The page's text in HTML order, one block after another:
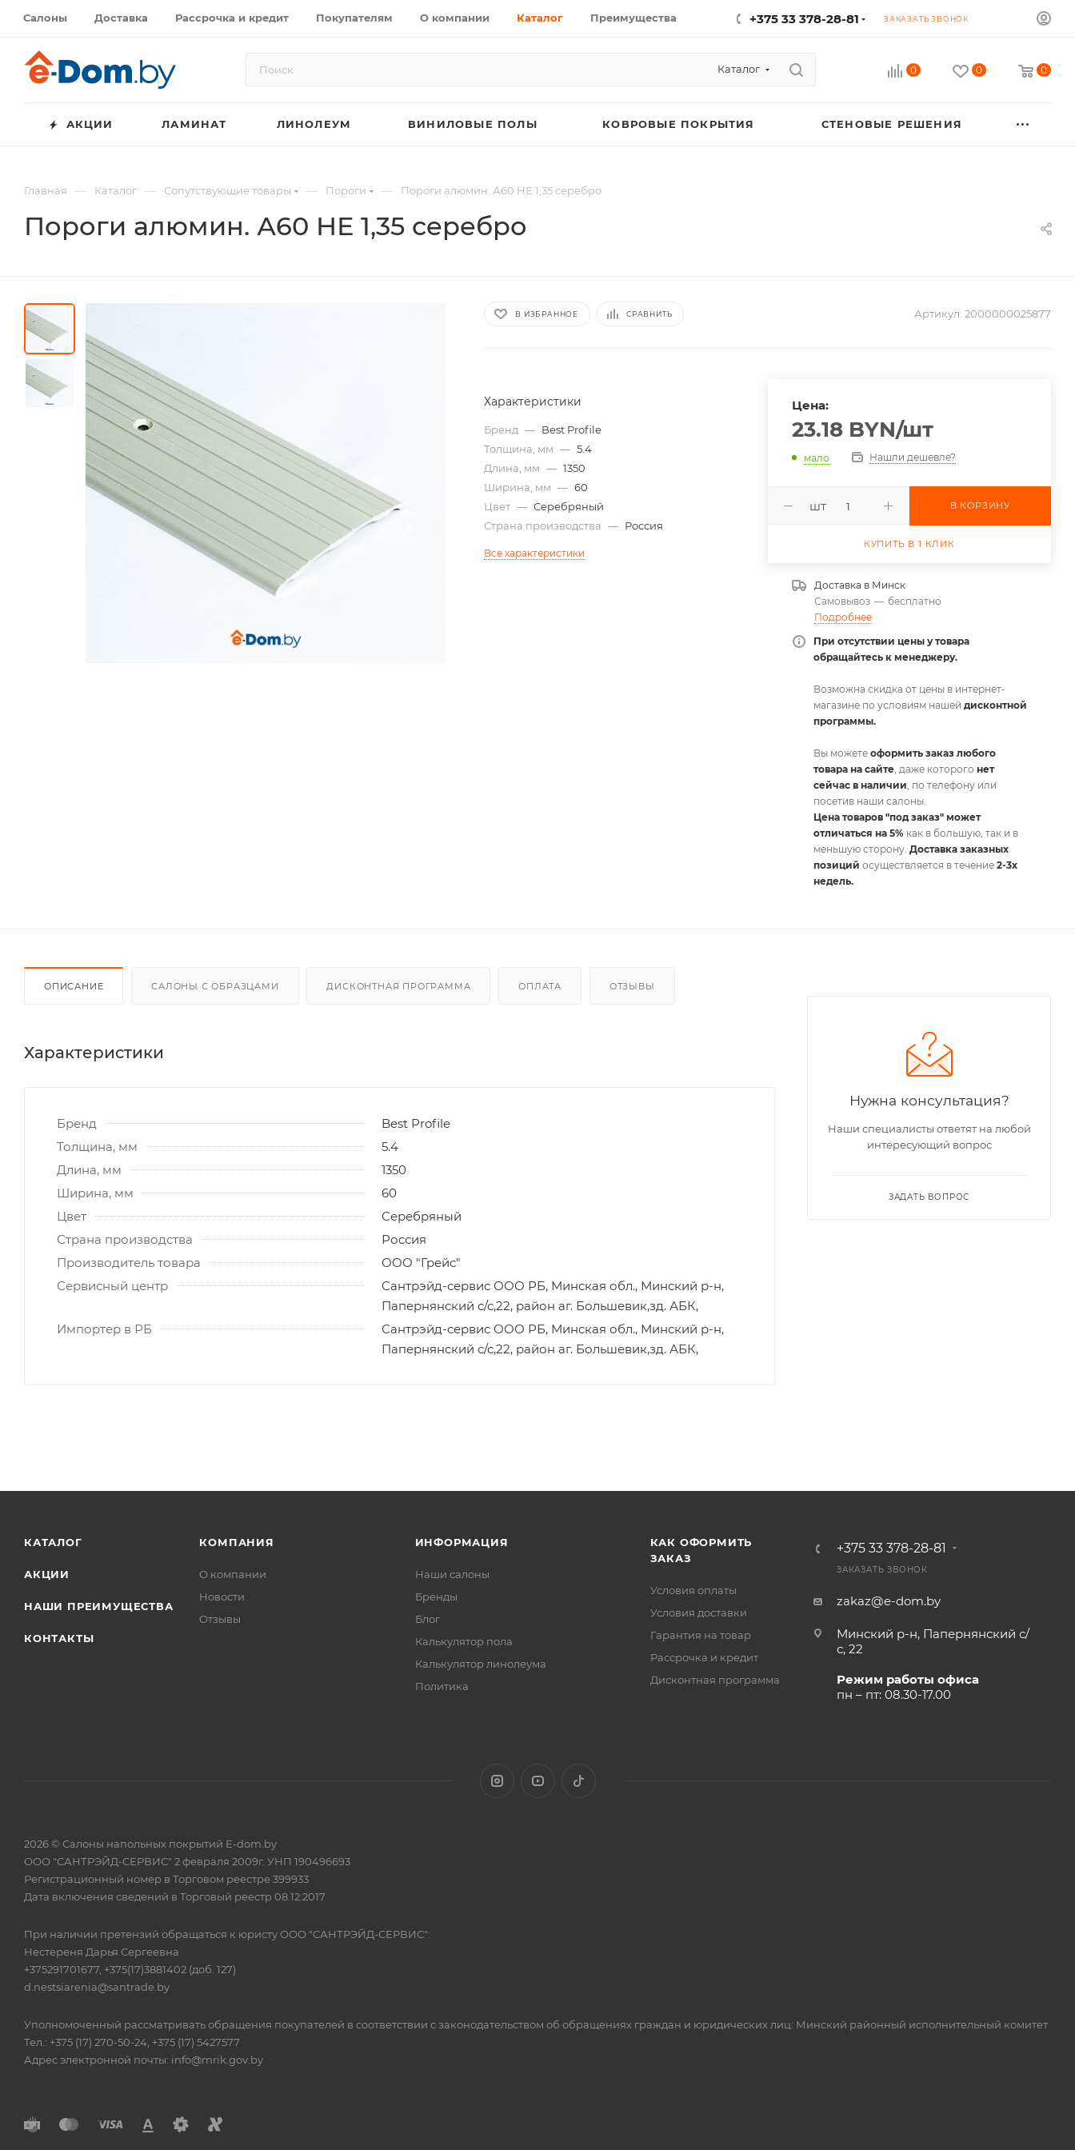
Салоны Доставка Рассрочка и кредит Покупателям О компании Каталог Преимущества +375 33 378-28-81 ЗАКАЗАТЬ ЗВОНОК
Каталог 0 0 0
АКЦИИ ЛАМИНАТ ЛИНОЛЕУМ ВИНИЛОВЫЕ ПОЛЫ КОВРОВЫЕ ПОКРЫТИЯ СТЕНОВЫЕ РЕШЕНИЯ
Главная — Каталог — Сопутствующие товары — Пороги — Пороги алюмин. А60 НЕ 1,35 серебро
Пороги алюмин. А60 НЕ 1,35 серебро
В ИЗБРАННОЕ СРАВНИТЬ Артикул: 2000000025877
Характеристики
Бренд — Best Profile
Толщина, мм — 5.4
Длина, мм — 1350
Ширина, мм — 60
Цвет — Серебряный
Страна производства — Россия
Все характеристики
Цена:
23.18BYN/шт
мало Нашли дешевле?
шт В КОРЗИНУ
КУПИТЬ В 1 КЛИК
Доставка в Минск
Самовывоз — бесплатно
Подробнее
При отсутствии цены у товара
обращайтесь к менеджеру.
Возможна скидка от цены в интернет-
магазине по условиям нашей дисконтной
программы.
Вы можете оформить заказ любого
товара на сайте, даже которого нет
сейчас в наличии, по телефону или
посетив наши салоны.
Цена товаров "под заказ" может
отличаться на 5%как в большую, так и в
меньшую сторону. Доставка заказных
позиций осуществляется в течение 2-3х
недель.
ОПИСАНИЕ САЛОНЫ С ОБРАЗЦАМИ ДИСКОНТНАЯ ПРОГРАММА ОПЛАТА ОТЗЫВЫ
Характеристики
Бренд
Best Profile
Толщина, мм
5.4
Длина, мм
1350
Ширина, мм
60
Цвет
Серебряный
Страна производства
Россия
Производитель товара
ООО "Грейс"
Сервисный центр
Сантрэйд-сервис ООО РБ, Минская обл., Минский р-н,
Папернянский с/с,22, район аг. Большевик,зд. АБК,
Импортер в РБ
Сантрэйд-сервис ООО РБ, Минская обл., Минский р-н,
Папернянский с/с,22, район аг. Большевик,зд. АБК,
Нужна консультация?
Наши специалисты ответят на любой
интересующий вопрос
ЗАДАТЬ ВОПРОС
КАТАЛОГ
АКЦИИ
НАШИ ПРЕИМУЩЕСТВА
КОНТАКТЫ
КОМПАНИЯ
О компании
Новости
Отзывы
ИНФОРМАЦИЯ
Наши салоны
Бренды
Блог
Калькулятор пола
Калькулятор линолеума
Политика
КАК ОФОРМИТЬ
ЗАКАЗ
Условия оплаты
Условия доставки
Гарантия на товар
Рассрочка и кредит
Дисконтная программа
+375 33 378-28-81
ЗАКАЗАТЬ ЗВОНОК
zakaz@e-dom.by
Минский р-н, Папернянский с/
с, 22
Режим работы офиса
пн – пт: 08.30-17.00
2026 © Салоны напольных покрытий E-dom.by
ООО "САНТРЭЙД-СЕРВИС" 2 февраля 2009г. УНП 190496693
Регистрационный номер в Торговом реестре 399933
Дата включения сведений в Торговый реестр 08.12.2017
При наличии претензий обращаться к юристу ООО "САНТРЭЙД-СЕРВИС":
Нестереня Дарья Сергеевна
+375291701677, +375(17)3881402 (доб. 127)
d.nestsiarenia@santrade.by
Уполномоченный рассматривать обращения покупателей в соответствии с законодательством об обращениях граждан и юридических лиц: Минский районный исполнительный комитет
Тел.: +375 (17) 270-50-24, +375 (17) 5427577
Адрес электронной почты: info@mrik.gov.by